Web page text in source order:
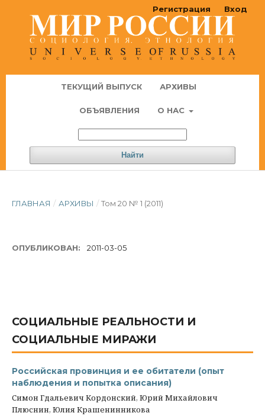
ТЕКУЩИЙ ВЫПУСК АРХИВЫ
ОБЪЯВЛЕНИЯ О НАС
Найти
Регистрация Вход
ГЛАВНАЯ / АРХИВЫ / Том 20 № 1 (2011)
ОПУБЛИКОВАН: 2011-03-05
СОЦИАЛЬНЫЕ РЕАЛЬНОСТИ И
СОЦИАЛЬНЫЕ МИРАЖИ
Российская провинция и ее обитатели (опыт
наблюдения и попытка описания)
Симон Гдальевич Кордонский, Юрий Михайлович
Плюснин, Юлия Крашенинникова